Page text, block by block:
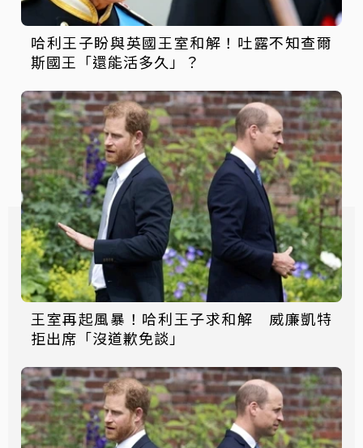
哈利王子盼與英國王室和解！吐露不知查爾
斯國王「還能活多久」？
王室再起風暴！哈利王子求和解 威廉凱特
拒出席「沒道歉免談」